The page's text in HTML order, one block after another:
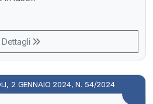
Dettagli
2 GENNAIO 2024, N. 54/2024